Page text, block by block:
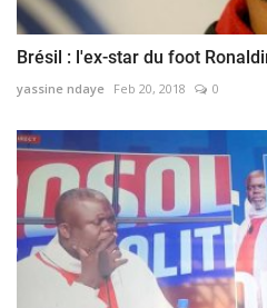
Brésil : l'ex-star du foot
yassine ndaye Feb 20, 2018 0